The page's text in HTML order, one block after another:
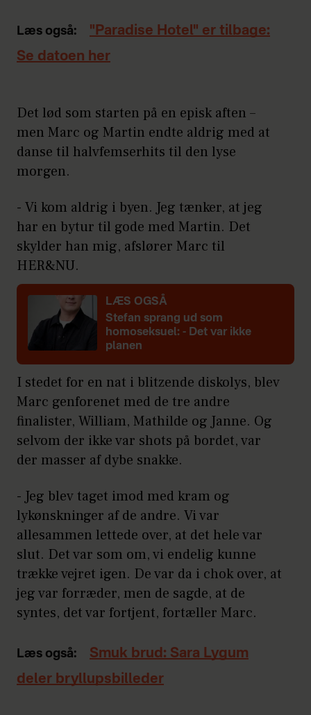
Læs også:
"Paradise Hotel" er tilbage:
Se datoen her
Det lød som starten på en episk aften –
men Marc og Martin endte aldrig med at
danse til halvfemserhits til den lyse
morgen.
- Vi kom aldrig i byen. Jeg tænker, at jeg
har en bytur til gode med Martin. Det
skylder han mig, afslører Marc til
HER&NU.
LÆS OGSÅ
Stefan sprang ud som
homoseksuel: - Det var ikke
planen
I stedet for en nat i blitzende diskolys, blev
Marc genforenet med de tre andre
finalister, William, Mathilde og Janne. Og
selvom der ikke var shots på bordet, var
der masser af dybe snakke.
- Jeg blev taget imod med kram og
lykønskninger af de andre. Vi var
allesammen lettede over, at det hele var
slut. Det var som om, vi endelig kunne
trække vejret igen. De var da i chok over, at
jeg var forræder, men de sagde, at de
syntes, det var fortjent, fortæller Marc.
Læs også:
Smuk brud: Sara Lygum
deler bryllupsbilleder